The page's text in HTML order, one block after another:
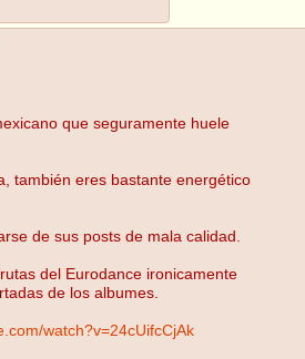
que seguramente huele
también eres bastante energético
de sus posts de mala calidad.
del Eurodance ironicamente
de los albumes.
watch?v=24cUifcCjAk